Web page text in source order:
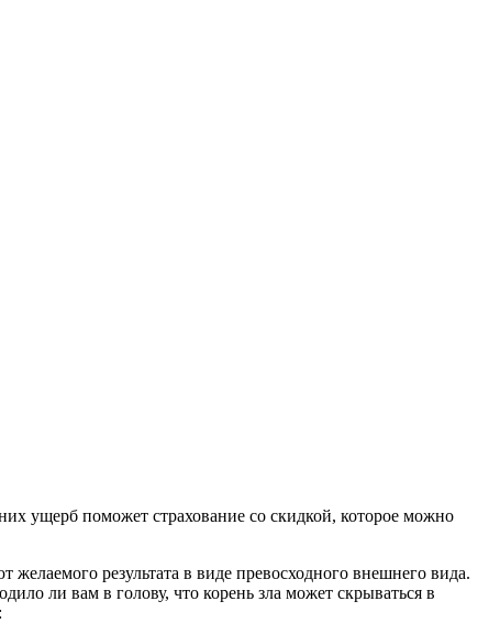
ущерб поможет страхование со скидкой, которое можно
результата в виде превосходного внешнего вида.
ли вам в голову, что корень зла может скрываться в